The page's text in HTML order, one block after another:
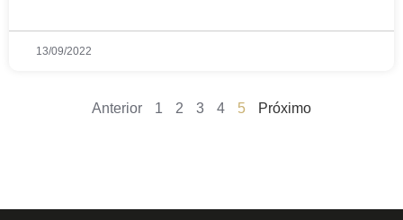
13/09/2022
Anterior 1 2 3 4 5 Próximo